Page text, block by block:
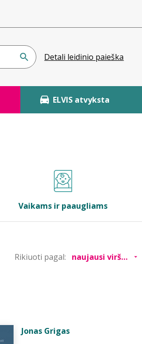
Detali leidinio paieška
ELVIS atvyksta
Vaikams ir paaugliams
Rikiuoti pagal:
Jonas Grigas